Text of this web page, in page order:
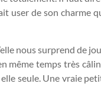
user de son charme
nous surprend de
même temps très
seule. Une vraie